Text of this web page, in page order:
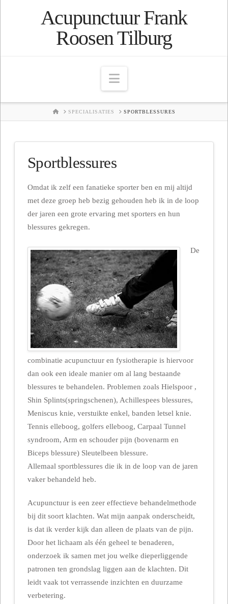
Acupunctuur Frank
Roosen Tilburg
Navigation
HOMESPECIALISATIES SPORTBLESSURES
Sportblessures
Omdat ik zelf een fanatieke sporter ben en mij altijd
met deze groep heb bezig gehouden heb ik in de loop
der jaren een grote ervaring met sporters en hun
blessures gekregen.
De
combinatie acupunctuur en fysiotherapie is hiervoor
dan ook een ideale manier om al lang bestaande
blessures te behandelen. Problemen zoals Hielspoor ,
Shin Splints(springschenen), Achillespees blessures,
Meniscus knie, verstuikte enkel, banden letsel knie.
Tennis elleboog, golfers elleboog, Carpaal Tunnel
syndroom, Arm en schouder pijn (bovenarm en
Biceps blessure) Sleutelbeen blessure.
Allemaal sportblessures die ik in de loop van de jaren
vaker behandeld heb.
Acupunctuur is een zeer effectieve behandelmethode
bij dit soort klachten. Wat mijn aanpak onderscheidt,
is dat ik verder kijk dan alleen de plaats van de pijn.
Door het lichaam als één geheel te benaderen,
onderzoek ik samen met jou welke dieperliggende
patronen ten grondslag liggen aan de klachten. Dit
leidt vaak tot verrassende inzichten en duurzame
verbetering.